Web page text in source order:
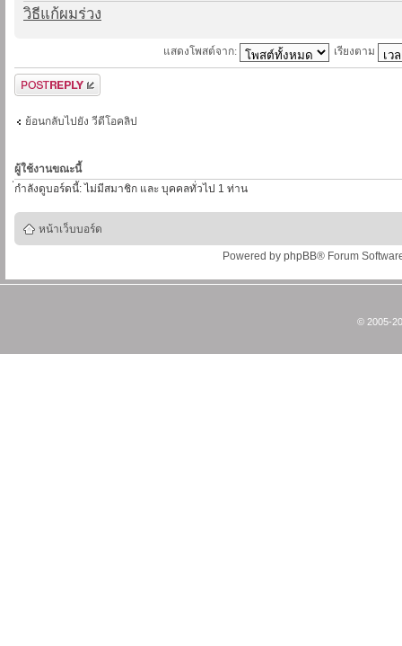
วิธีแก้ผมร่วง
แสดงโพสต์จาก: เรียงตาม
ตอบกระทู้
ย้อนกลับไปยัง วีดีโอคลิป
ผู้ใช้งานขณะนี้
่กำลังดูบอร์ดนี้: ไม่มีสมาชิก และ บุคคลทั่วไป 1 ท่าน
หน้าเว็บบอร์ด
Powered by phpBB® Forum
© 2005-